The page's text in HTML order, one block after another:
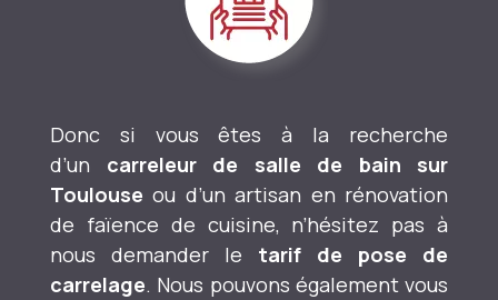
Donc si vous êtes à la recherche
d’un carreleur de salle de bain sur
Toulouseou d’un artisan en rénovation
de faïence de cuisine, n’hésitez pas à
nous demander le tarif de pose de
carrelage. Nous pouvons également vous